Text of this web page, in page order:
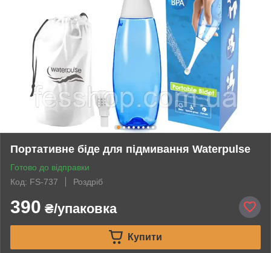
Портативне біде для підмивання Waterpulse
Готово до відправки
Код: FS-737
Роздріб
390 ₴/упаковка
Купити